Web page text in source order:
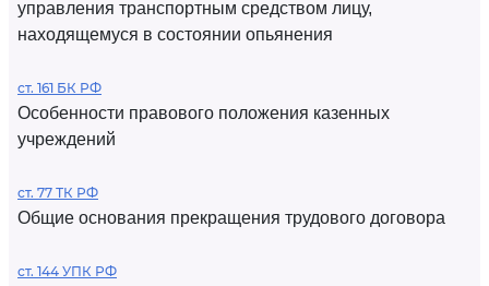
управления транспортным средством лицу,
находящемуся в состоянии опьянения
ст. 161 БК РФ
Особенности правового положения казенных
учреждений
ст. 77 ТК РФ
Общие основания прекращения трудового договора
ст. 144 УПК РФ